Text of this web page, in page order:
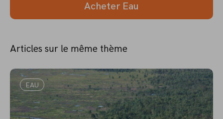
Acheter Eau
Articles sur le même thème
EAU